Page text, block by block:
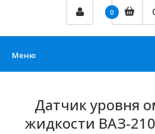
0
Меню
Датчик уровня
жидкости ВАЗ-